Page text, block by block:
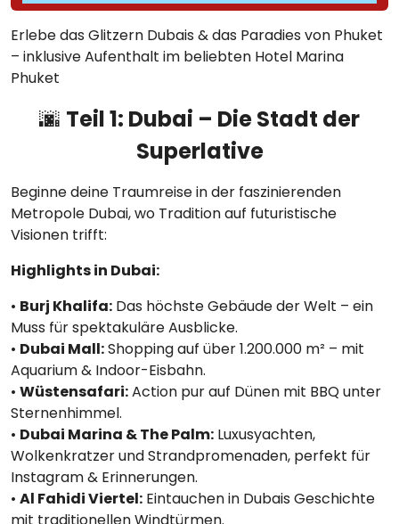
Erlebe das Glitzern Dubais & das Paradies von Phuket
– inklusive Aufenthalt im beliebten Hotel Marina
Phuket
🌆 Teil 1: Dubai – Die Stadt der
Superlative
Beginne deine Traumreise in der faszinierenden
Metropole Dubai, wo Tradition auf futuristische
Visionen trifft:
Highlights in Dubai:
• Burj Khalifa: Das höchste Gebäude der Welt – ein
Muss für spektakuläre Ausblicke.
• Dubai Mall:Shopping auf über 1.200.000 m² – mit
Aquarium & Indoor-Eisbahn.
• Wüstensafari:Action pur auf Dünen mit BBQ unter
Sternenhimmel.
• Dubai Marina & The Palm: Luxusyachten,
Wolkenkratzer und Strandpromenaden, perfekt für
Instagram & Erinnerungen.
• Al Fahidi Viertel: Eintauchen in Dubais Geschichte